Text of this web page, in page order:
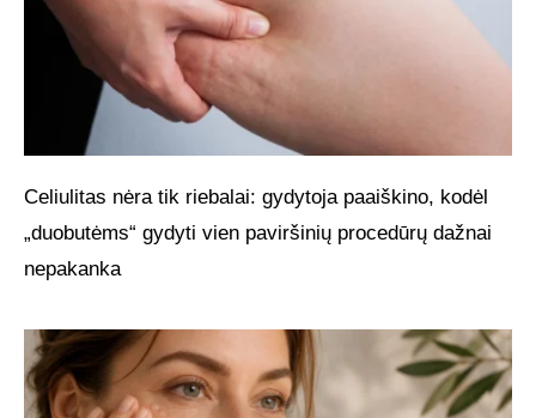
Celiulitas nėra tik riebalai: gydytoja paaiškino, kodėl
„duobutėms“ gydyti vien paviršinių procedūrų dažnai
nepakanka